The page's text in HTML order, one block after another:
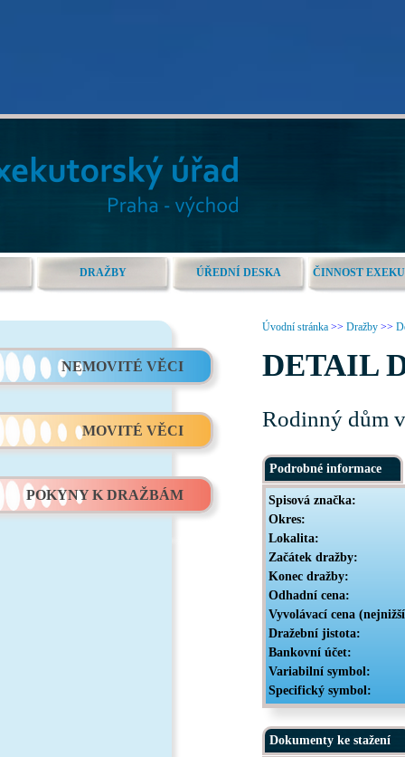
DRAŽBY ÚŘEDNÍ DESKA ČINNOST
NEMOVITÉ VĚCI
MOVITÉ VĚCI
POKYNY K DRAŽBÁM
Úvodní stránka >> Dražby >>
DETAIL
Rodinný dům
Podrobné informace
Spisová značka:
Okres:
Lokalita:
Začátek dražby:
Konec dražby:
Odhadní cena:
Vyvolávací cena
Dražební jistota:
Bankovní účet:
Variabilní symbol:
Specifický symbol:
Dokumenty ke stažení